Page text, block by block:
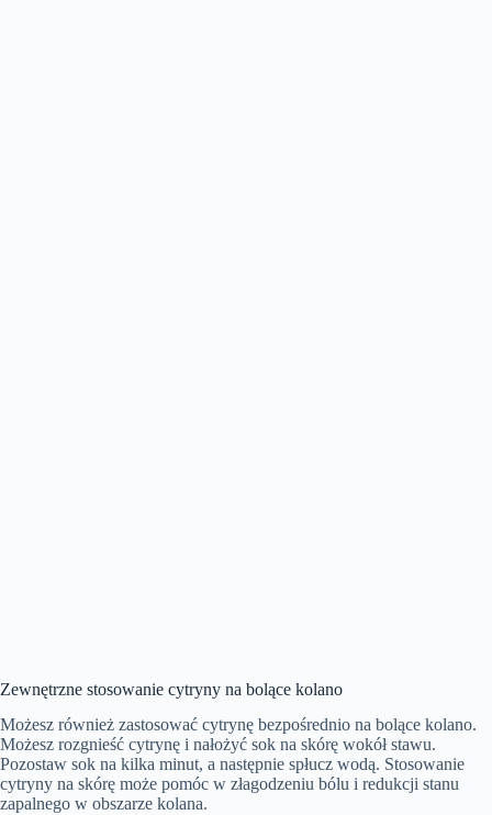
Zewnętrzne stosowanie cytryny na bolące kolano
Możesz również zastosować cytrynę bezpośrednio na bolące kolano.
Możesz rozgnieść cytrynę i nałożyć sok na skórę wokół stawu.
Pozostaw sok na kilka minut, a następnie spłucz wodą. Stosowanie
cytryny na skórę może pomóc w złagodzeniu bólu i redukcji stanu
zapalnego w obszarze kolana.